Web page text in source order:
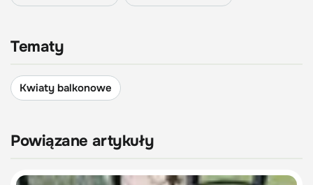
Tematy
Kwiaty balkonowe
Powiązane artykuły